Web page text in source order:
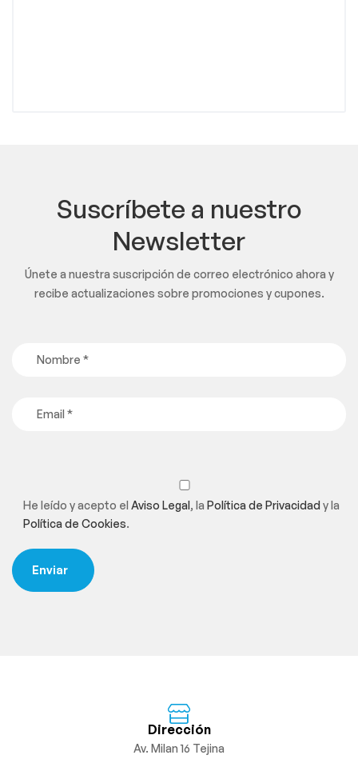
Suscríbete a nuestro
Newsletter
Únete a nuestra suscripción de correo electrónico ahora y
recibe actualizaciones sobre promociones y cupones.
He leído y acepto el Aviso Legal, la Política de Privacidady la
Política de Cookies.
Dirección
Av. Milan 16 Tejina